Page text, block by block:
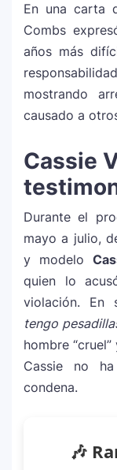
11
Justin
2026:
12
En una carta
Combs
años más
mostrando
causado a
Cassie
Durante el
mayo a julio,
y modelo
quien lo
violación. En
tengo
hombre
Cassie no
condena.
🎶